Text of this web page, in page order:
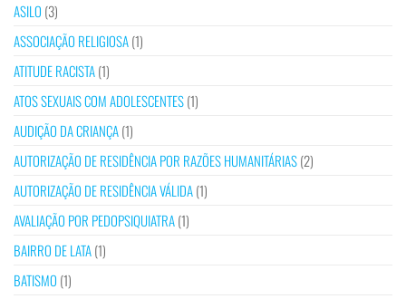
ASILO (3)
ASSOCIAÇÃO RELIGIOSA(1)
ATITUDE RACISTA(1)
ATOS SEXUAIS COM ADOLESCENTES(1)
AUDIÇÃO DA CRIANÇA(1)
AUTORIZAÇÃO DE RESIDÊNCIA POR RAZÕES HUMANITÁRIAS(2)
AUTORIZAÇÃO DE RESIDÊNCIA VÁLIDA(1)
AVALIAÇÃO POR PEDOPSIQUIATRA(1)
BAIRRO DE LATA(1)
BATISMO (1)